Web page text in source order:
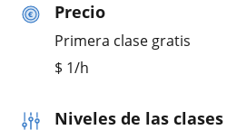
Precio
Primera clase gratis
$ 1/h
Niveles de las clases